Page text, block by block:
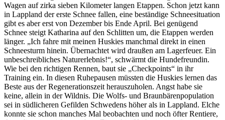
Wagen auf zirka sieben Kilometer langen Etappen. Schon jetzt kann
in Lappland der erste Schnee fallen, eine beständige Schneesituation
gibt es aber erst von Dezember bis Ende April. Bei genügend
Schnee steigt Katharina auf den Schlitten um, die Etappen werden
länger. „Ich fahre mit meinen Huskies manchmal direkt in einen
Schneesturm hinein. Übernachtet wird draußen am Lagerfeuer. Ein
unbeschreibliches Naturerlebnis!“, schwärmt die Hundefreundin.
Wie bei den richtigen Rennen, baut sie „Checkpoints“ in ihr
Training ein. In diesen Ruhepausen müssten die Huskies lernen das
Beste aus der Regenerationszeit herauszuholen. Angst habe sie
keine, allein in der Wildnis. Die Wolfs- und Braunbärenpopulation
sei in südlicheren Gefilden Schwedens höher als in Lappland. Elche
konnte sie schon manches Mal beobachten und noch öfter Rentiere,